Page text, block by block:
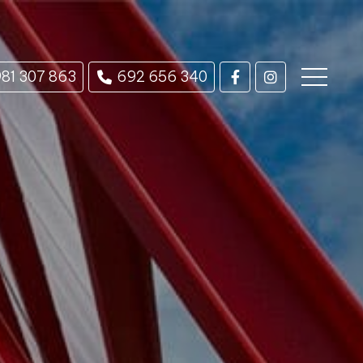
307 863 692 656 340